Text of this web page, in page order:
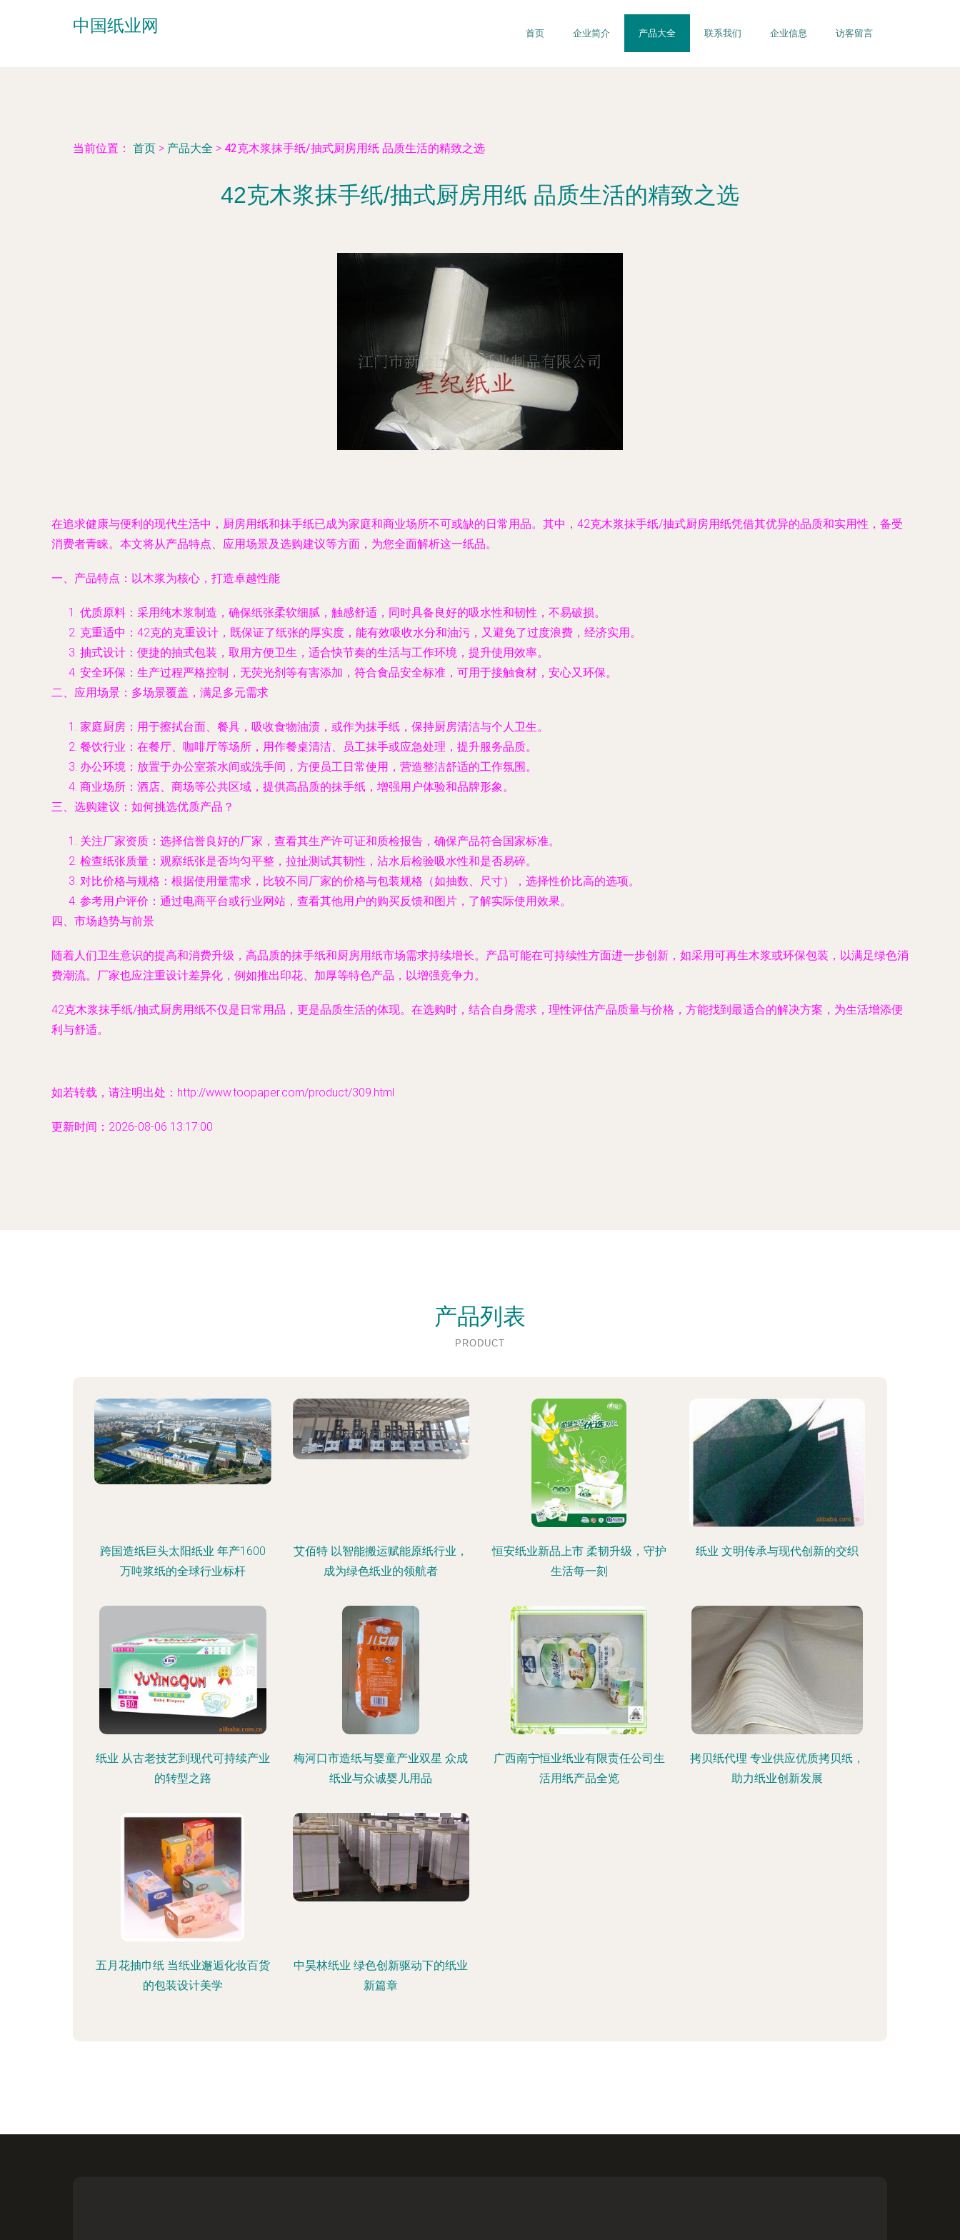
中国纸业网 首页 企业简介 产品大全 联系我们 企业信息 访客留言
当前位置： 首页 > 产品大全 > 42克木浆抹手纸/抽式厨房用纸 品质生活的精致之选
42克木浆抹手纸/抽式厨房用纸 品质生活的精致之选
在追求健康与便利的现代生活中，厨房用纸和抹手纸已成为家庭和商业场所不可或缺的日常用品。其中，42克木浆抹手纸/抽式厨房用纸凭借其优异的品质和实用性，备受
消费者青睐。本文将从产品特点、应用场景及选购建议等方面，为您全面解析这一纸品。
一、产品特点：以木浆为核心，打造卓越性能
优质原料：采用纯木浆制造，确保纸张柔软细腻，触感舒适，同时具备良好的吸水性和韧性，不易破损。
克重适中：42克的克重设计，既保证了纸张的厚实度，能有效吸收水分和油污，又避免了过度浪费，经济实用。
抽式设计：便捷的抽式包装，取用方便卫生，适合快节奏的生活与工作环境，提升使用效率。
安全环保：生产过程严格控制，无荧光剂等有害添加，符合食品安全标准，可用于接触食材，安心又环保。
二、应用场景：多场景覆盖，满足多元需求
家庭厨房：用于擦拭台面、餐具，吸收食物油渍，或作为抹手纸，保持厨房清洁与个人卫生。
餐饮行业：在餐厅、咖啡厅等场所，用作餐桌清洁、员工抹手或应急处理，提升服务品质。
办公环境：放置于办公室茶水间或洗手间，方便员工日常使用，营造整洁舒适的工作氛围。
商业场所：酒店、商场等公共区域，提供高品质的抹手纸，增强用户体验和品牌形象。
三、选购建议：如何挑选优质产品？
关注厂家资质：选择信誉良好的厂家，查看其生产许可证和质检报告，确保产品符合国家标准。
检查纸张质量：观察纸张是否均匀平整，拉扯测试其韧性，沾水后检验吸水性和是否易碎。
对比价格与规格：根据使用量需求，比较不同厂家的价格与包装规格（如抽数、尺寸），选择性价比高的选项。
参考用户评价：通过电商平台或行业网站，查看其他用户的购买反馈和图片，了解实际使用效果。
四、市场趋势与前景
随着人们卫生意识的提高和消费升级，高品质的抹手纸和厨房用纸市场需求持续增长。产品可能在可持续性方面进一步创新，如采用可再生木浆或环保包装，以满足绿色消
费潮流。厂家也应注重设计差异化，例如推出印花、加厚等特色产品，以增强竞争力。
42克木浆抹手纸/抽式厨房用纸不仅是日常用品，更是品质生活的体现。在选购时，结合自身需求，理性评估产品质量与价格，方能找到最适合的解决方案，为生活增添便
利与舒适。
如若转载，请注明出处：http://www.toopaper.com/product/309.html
更新时间：2026-08-06 13:17:00
产品列表
PRODUCT
跨国造纸巨头太阳纸业 年产1600
万吨浆纸的全球行业标杆
艾佰特 以智能搬运赋能原纸行业，
成为绿色纸业的领航者
恒安纸业新品上市 柔韧升级，守护
生活每一刻
纸业 文明传承与现代创新的交织
纸业 从古老技艺到现代可持续产业
的转型之路
梅河口市造纸与婴童产业双星 众成
纸业与众诚婴儿用品
广西南宁恒业纸业有限责任公司生
活用纸产品全览
拷贝纸代理 专业供应优质拷贝纸，
助力纸业创新发展
五月花抽巾纸 当纸业邂逅化妆百货
的包装设计美学
中昊林纸业 绿色创新驱动下的纸业
新篇章